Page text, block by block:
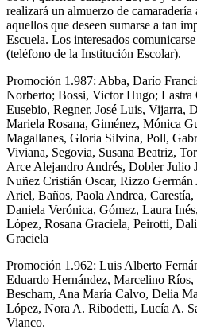
realizará un almuerzo de
aquellos que deseen sumarse a tan
Escuela. Los interesados
(teléfono de la Institución Escolar).
Promoción 1.987: Abba, Darío
Norberto; Bossi, Victor Hugo; Lastra
Eusebio, Regner, José Luis, Vijarra,
Mariela Rosana, Giménez, Mónica
Magallanes, Gloria Silvina, Poll,
Viviana, Segovia, Susana Beatriz,
Arce Alejandro Andrés, Dobler Julio
Nuñez Cristián Oscar, Rizzo
Ariel, Baños, Paola Andrea,
Daniela Verónica, Gómez, Laura
López, Rosana Graciela, Peirotti,
Graciela
Promoción 1.962: Luis Alberto
Eduardo Hernández, Marcelino Ríos,
Bescham, Ana María Calvo, Delia
López, Nora A. Ribodetti, Lucía A.
Vianco.